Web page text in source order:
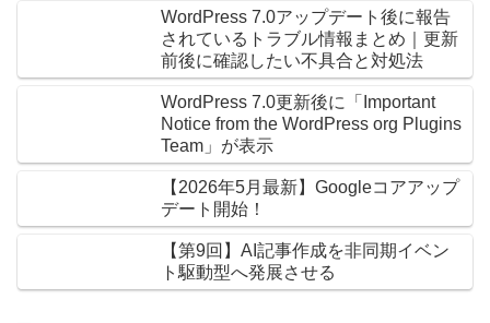
WordPress 7.0アップデート後に報告
されているトラブル情報まとめ｜更新
前後に確認したい不具合と対処法
WordPress 7.0更新後に「Important
Notice from the WordPress org Plugins
Team」が表示
【2026年5月最新】Googleコアアップ
デート開始！
【第9回】AI記事作成を非同期イベン
ト駆動型へ発展させる